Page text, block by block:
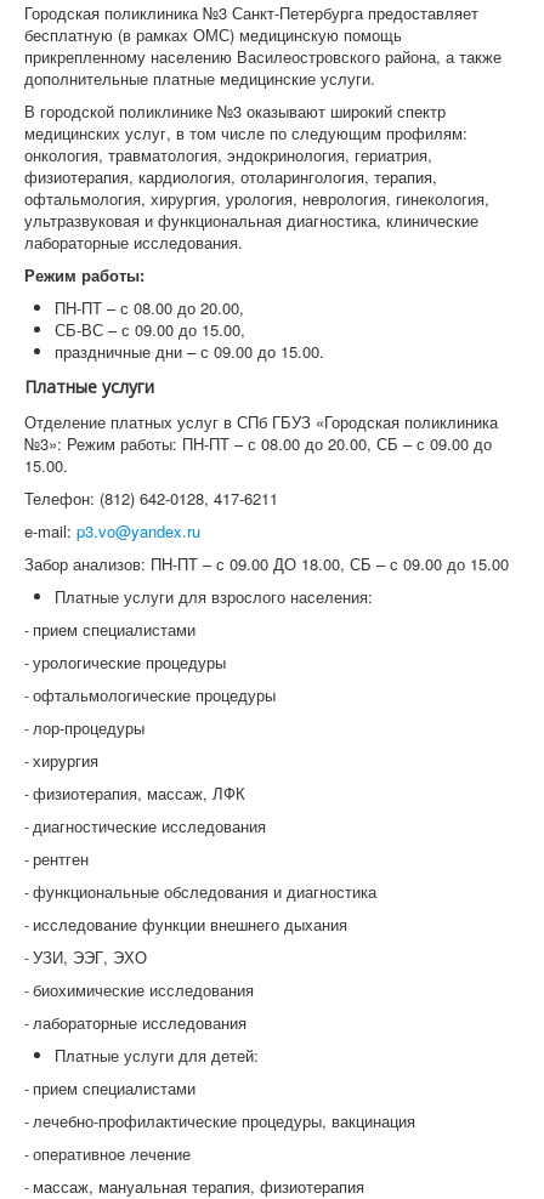
Городская поликлиника №3 Санкт-Петербурга предоставляет
бесплатную (в рамках ОМС) медицинскую помощь
прикрепленному населению Василеостровского района, а также
дополнительные платные медицинские услуги.
В городской поликлинике №3 оказывают широкий спектр
медицинских услуг, в том числе по следующим профилям:
онкология, травматология, эндокринология, гериатрия,
физиотерапия, кардиология, отоларингология, терапия,
офтальмология, хирургия, урология, неврология, гинекология,
ультразвуковая и функциональная диагностика, клинические
лабораторные исследования.
Режим работы:
ПН-ПТ – с 08.00 до 20.00,
СБ-ВС – с 09.00 до 15.00,
праздничные дни – с 09.00 до 15.00.
Платные услуги
Отделение платных услуг в СПб ГБУЗ «Городская поликлиника
№3»: Режим работы: ПН-ПТ – с 08.00 до 20.00, СБ – с 09.00 до
15.00.
Телефон: (812) 642-0128, 417-6211
e-mail: p3.vo@yandex.ru
Забор анализов: ПН-ПТ – с 09.00 ДО 18.00, СБ – с 09.00 до 15.00
Платные услуги для взрослого населения:
- прием специалистами
-урологические процедуры
-офтальмологические процедуры
-лор-процедуры
-хирургия
-физиотерапия, массаж, ЛФК
-диагностические исследования
-рентген
-функциональные обследования и диагностика
- исследование функции внешнего дыхания
-УЗИ, ЭЭГ, ЭХО
-биохимические исследования
-лабораторные исследования
Платные услуги для детей:
- прием специалистами
-лечебно-профилактические процедуры, вакцинация
-оперативное лечение
- массаж, мануальная терапия, физиотерапия